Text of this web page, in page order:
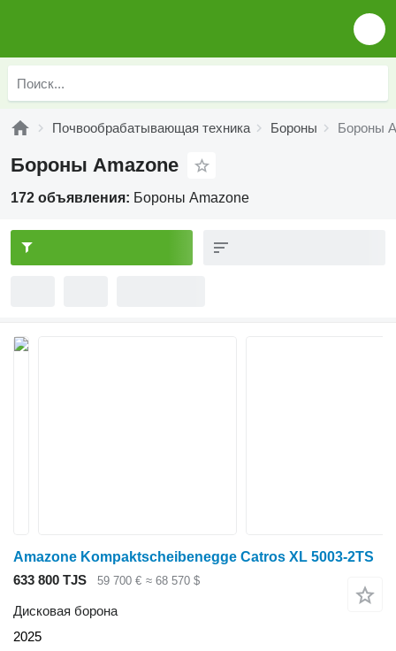
Почвообрабатывающая техника Бороны Бороны
Бороны Amazone
172 объявления: Бороны Amazone
Amazone Kompaktscheibenegge Catros XL 5003-2TS
633 800 TJS
59 700 € ≈ 68 570 $
Дисковая борона
2025